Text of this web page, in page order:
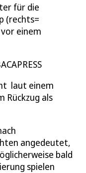
für die
(rechts=
einem
laut einem
Rückzug als
angedeutet,
bald
spielen